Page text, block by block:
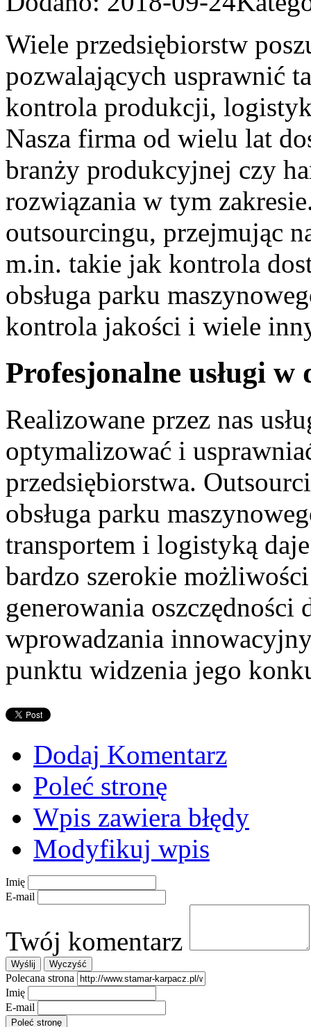
Wiele przedsiębiorstw
pozwalających usprawnić
kontrola produkcji,
Nasza firma od wielu lat
branży produkcyjnej czy
rozwiązania w tym
outsourcingu, przejmując
m.in. takie jak kontrola
obsługa parku
kontrola jakości i wiele
Profesjonalne usługi w
Realizowane przez nas
optymalizować i
przedsiębiorstwa.
obsługa parku
transportem i logistyką
bardzo szerokie
generowania oszczędności
wprowadzania
punktu widzenia jego
Dodaj Komentarz
Poleć stronę
Wpis zawiera błędy
Modyfikuj wpis
Imię
E-mail
Twój komentarz
Polecana strona
Imię
E-mail